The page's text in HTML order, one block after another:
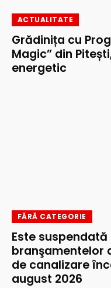
ACTUALITATE
Grădinița cu
Magic” din
energetic
FĂRĂ CATEGORIE
Este
branşamentelor
de canalizare
august 2026